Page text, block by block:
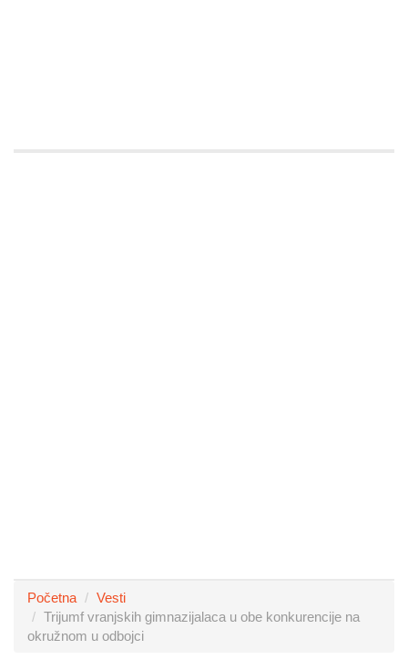
Početna
Vesti
Trijumf vranjskih gimnazijalaca u obe konkurencije na
okružnom u odbojci